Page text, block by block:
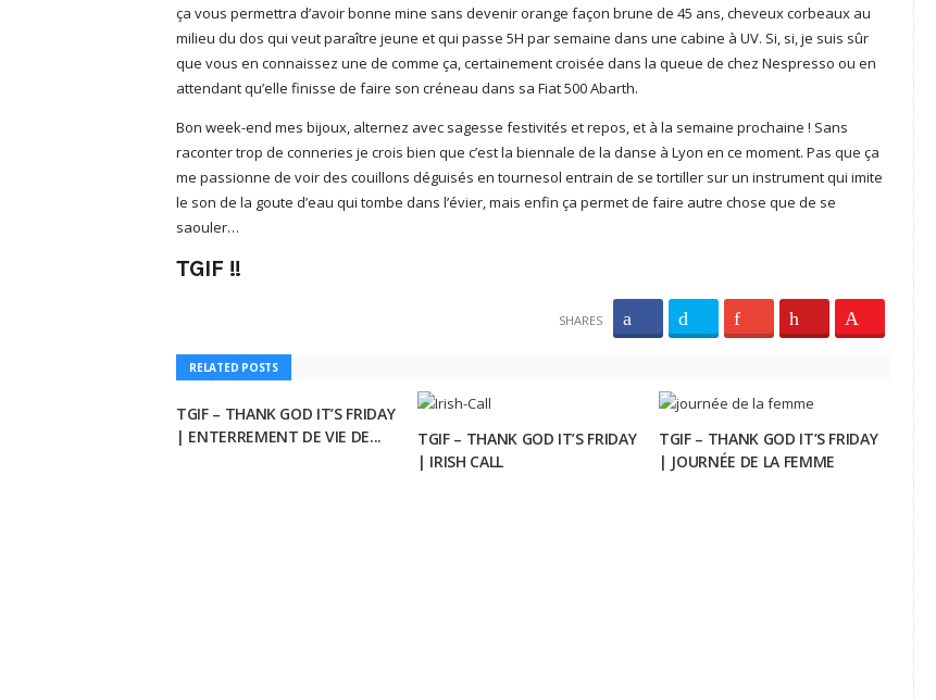
ça vous permettra d’avoir bonne mine sans devenir orange façon brune de 45 ans, cheveux corbeaux au
milieu du dos qui veut paraître jeune et qui passe 5H par semaine dans une cabine à UV. Si, si, je suis sûr
que vous en connaissez une de comme ça, certainement croisée dans la queue de chez Nespresso ou en
attendant qu’elle finisse de faire son créneau dans sa Fiat 500 Abarth.
Bon week-end mes bijoux, alternez avec sagesse festivités et repos, et à la semaine prochaine ! Sans
raconter trop de conneries je crois bien que c’est la biennale de la danse à Lyon en ce moment. Pas que ça
me passionne de voir des couillons déguisés en tournesol entrain de se tortiller sur un instrument qui imite
le son de la goute d’eau qui tombe dans l’évier, mais enfin ça permet de faire autre chose que de se
saouler…
TGIF !!
SHARES
RELATED POSTS
TGIF – THANK GOD IT’S FRIDAY
| ENTERREMENT DE VIE DE...
TGIF – THANK GOD IT’S FRIDAY
| IRISH CALL
TGIF – THANK GOD IT’S FRIDAY
| JOURNÉE DE LA FEMME